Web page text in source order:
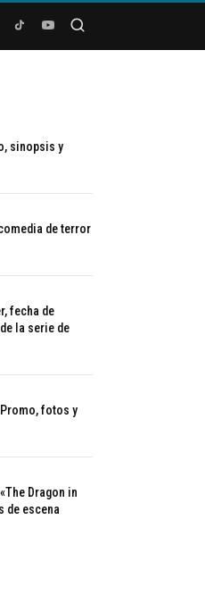
sinopsis y
de terror
fecha de
la serie de
Promo, fotos y
Dragon in
de escena